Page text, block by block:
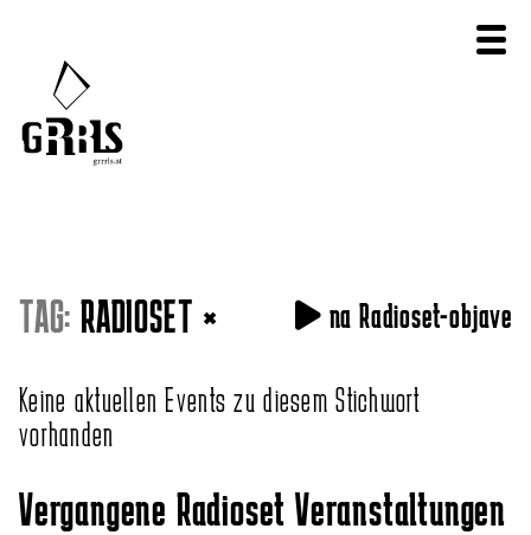
TAG: RADIOSET × na Radioset-objave
Keine aktuellen Events zu diesem Stichwort
vorhanden
Vergangene Radioset Veranstaltungen